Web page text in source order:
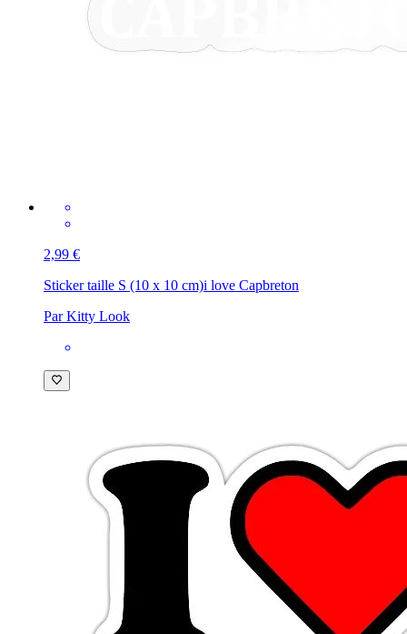
2,99 €
Sticker taille S (10 x 10 cm)i love Capbreton
Par Kitty Look